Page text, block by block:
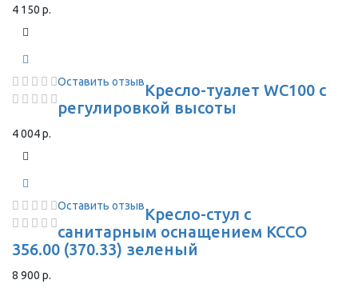
4 150 р.
Оставить отзывКресло-туалет WC100 с
регулировкой высоты
4 004 р.
Оставить отзывКресло-стул с
санитарным оснащением КССО
356.00 (370.33) зеленый
8 900 р.